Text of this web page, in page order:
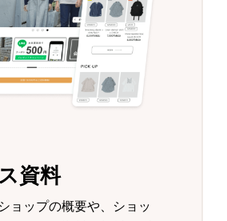
資料
ョップの概要や、ショッ